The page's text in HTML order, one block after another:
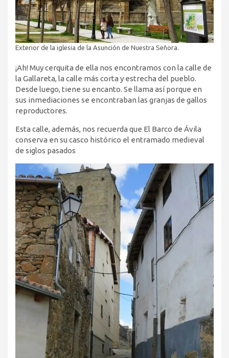
Exterior de la iglesia de la Asunción de Nuestra Señora.
¡Ah! Muy cerquita de ella nos encontramos con la calle de
la Gallareta, la calle más corta y estrecha del pueblo.
Desde luego, tiene su encanto. Se llama así porque en
sus inmediaciones se encontraban las granjas de gallos
reproductores.
Esta calle, además, nos recuerda que El Barco de Ávila
conserva en su casco histórico el entramado medieval
de siglos pasados